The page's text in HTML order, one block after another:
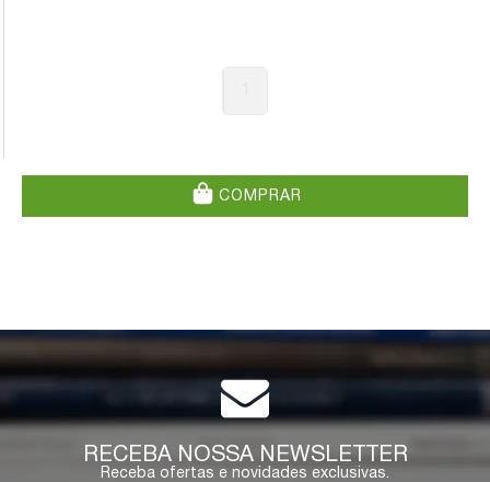
COMPRAR
RECEBA NOSSA NEWSLETTER
Receba ofertas e novidades exclusivas.